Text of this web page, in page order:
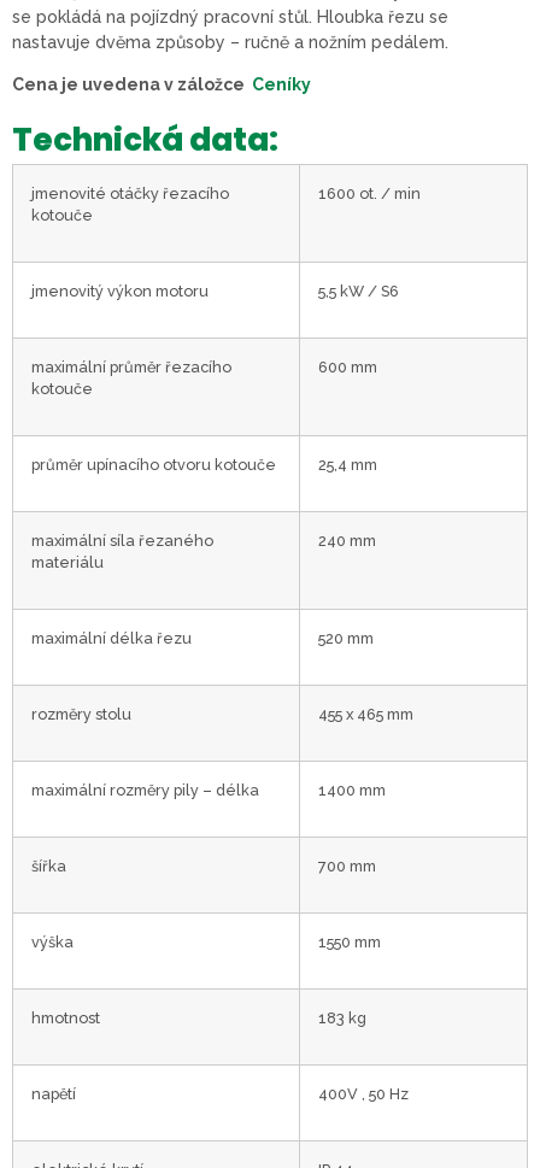
se pokládá na pojízdný pracovní stůl. Hloubka řezu se
nastavuje dvěma způsoby – ručně a nožním pedálem.
Cena je uvedena v záložce Ceníky
Technická data:
jmenovité otáčky řezacího
kotouče
1600 ot. / min
jmenovitý výkon motoru 5,5 kW / S6
maximální průměr řezacího
kotouče
600 mm
průměr upínacího otvoru kotouče 25,4 mm
maximální síla řezaného
materiálu
240 mm
maximální délka řezu 520 mm
rozměry stolu 455 x 465 mm
maximální rozměry pily – délka 1400 mm
šířka 700 mm
výška 1550 mm
hmotnost 183 kg
napětí 400V , 50 Hz